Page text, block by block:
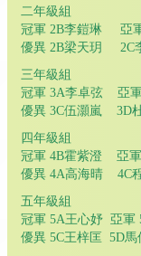
二年級組
冠軍 2B李鎧琳 亞
優異 2B梁天玥 2C
三年級組
冠軍 3A李卓弦 亞
優異 3C伍灝嵐 3D
四年級組
冠軍 4B霍紫澄 亞
優異 4A高海晴 4C
五年級組
冠軍 5A王心妤 亞
優異 5C王梓匡 5D馬